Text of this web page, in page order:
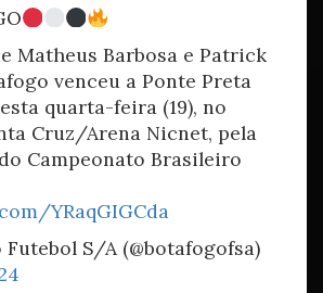
Matheus Barbosa e Patrick
venceu a Ponte Preta
quarta-feira (19), no
Cruz/Arena Nicnet, pela
Campeonato Brasileiro
YRaqGIGCda
S/A (@botafogofsa)